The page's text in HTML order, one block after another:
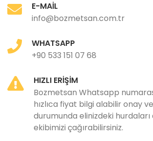
E-MAIL
info@bozmetsan.com.tr
WHATSAPP
+90 533 151 07 68
HIZLI ERIŞIM
Bozmetsan Whatsapp
hızlıca fiyat bilgi alabilir onay
durumunda elinizdeki hurdaları
ekibimizi çağırabilirsiniz.